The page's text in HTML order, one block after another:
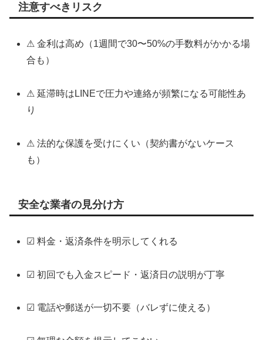
注意すべきリスク
⚠ 金利は高め（1週間で30〜50%の手数料がかかる場
合も）
⚠ 延滞時はLINEで圧力や連絡が頻繁になる可能性あ
り
⚠ 法的な保護を受けにくい（契約書がないケース
も）
安全な業者の見分け方
☑ 料金・返済条件を明示してくれる
☑ 初回でも入金スピード・返済日の説明が丁寧
☑ 電話や郵送が一切不要（バレずに使える）